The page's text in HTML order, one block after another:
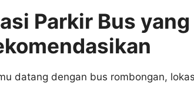
Parkir Bus yang
datang dengan bus rombongan,